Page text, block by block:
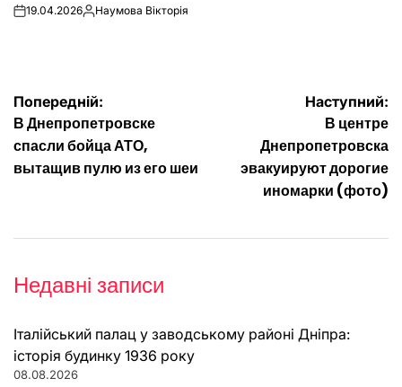
on19.04.2026Опубліковано
Наумова Вікторія
Навігація
записів
Попередній:
В Днепропетровске
спасли бойца АТО,
вытащив пулю из его шеи
Наступний:
В центре
Днепропетровска
эвакуируют дорогие
иномарки (фото)
Недавні записи
Італійський палац у заводському районі Дніпра:
історія будинку 1936 року
08.08.2026